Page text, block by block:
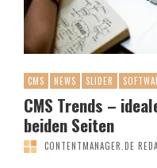
CMS NEWS SLIDER
CMS Trends –
beiden Seiten
CONTENTMANAGER.DE